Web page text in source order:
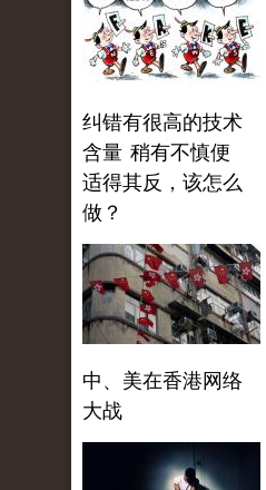
纠错有很高的技术
含量 稍有不慎便
适得其反，该怎么
做？
中、美在香港网络
大战